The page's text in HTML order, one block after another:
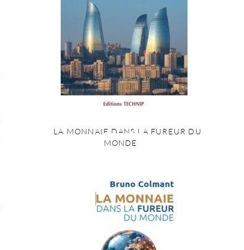
LA MONNAIE DANS LA FUREUR DU
MONDE